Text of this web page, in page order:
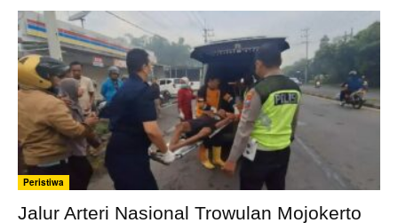
Peristiwa
Jalur Arteri Nasional Trowulan Mojokerto